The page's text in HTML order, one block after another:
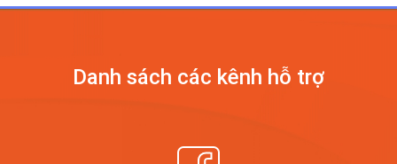
Danh sách các kênh hỗ trợ